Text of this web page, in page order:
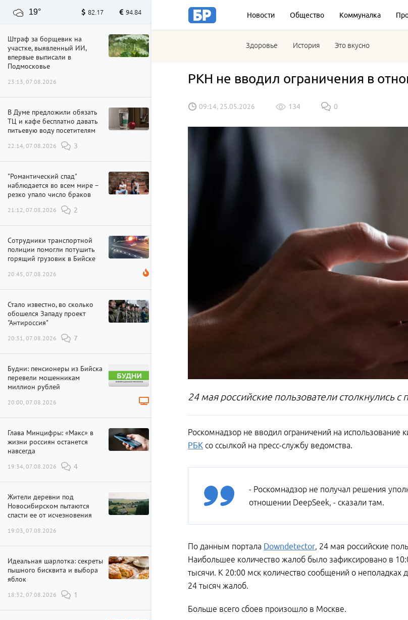
Новости Общество Коммуналка
Здоровье История Это вкусно
19° 82.17 94.84
Штраф за борщевик на
участке, выявленный ИИ,
впервые выписали в
Подмосковье
23:13, 07.08.2026
В Думе предложили обязать
ТЦ и кафе бесплатно давать
питьевую воду посетителям
22:14, 07.08.2026 3
"Романтический спад"
наблюдается во всем мире –
резко упало число браков
21:12, 07.08.2026 2
Сотрудники транспортной
полиции помогли потушить
горящий грузовик в Бийске
20:45, 07.08.2026
Стало известно, во сколько
обошелся Западу проект
"Антироссия"
20:31, 07.08.2026 7
Будни: пенсионеры из Бийска
перевели мошенникам
миллион рублей
20:00, 07.08.2026
Глава Минцифры: «Макс» в
жизни россиян останется
навсегда
19:34, 07.08.2026 4
Жители деревни под
Новосибирском пытаются
спасти ее от исчезновения
19:03, 07.08.2026
Идеальная шарлотка: секреты
пышного бисквита и выбора
яблок
18:32, 07.08.2026 1
РКН не вводил ограничения в
09:14, 25.05.2026 134 0
24 мая российские пользователи столкнулись
Роскомнадзор не вводил ограничений на
РБК со ссылкой на пресс-службу ведомства.
- Роскомнадзор не получал решения
отношении DeepSeek, - сказали там.
По данным портала Downdetector, 24 мая российские
Наибольшее количество жалоб было зафиксировано в
тысячи. К 20:00 мск количество сообщений о неполадках
24 тысяч жалоб.
Больше всего сбоев произошло в Москве.